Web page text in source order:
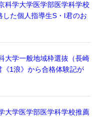
科学大学医学部医学科学校
た個人指導生S・I君のお
大学一般地域枠選抜（長崎
1浪》から合格体験記が
大学医学部医学科学校推薦